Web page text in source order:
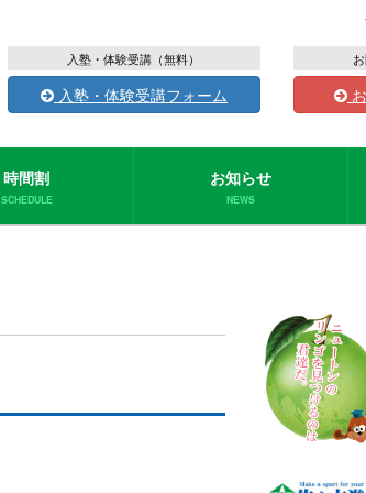
入塾・体験受講（無料）
入塾・体験受講フォーム
時間割
SCHEDULE
お知らせ
NEWS